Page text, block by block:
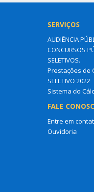
SERVIÇOS
AUDIÊNCIA
CONCURSOS
SELETIVOS.
Prestações de
SELETIVO 2022
Sistema do
FALE
Entre em
Ouvidoria